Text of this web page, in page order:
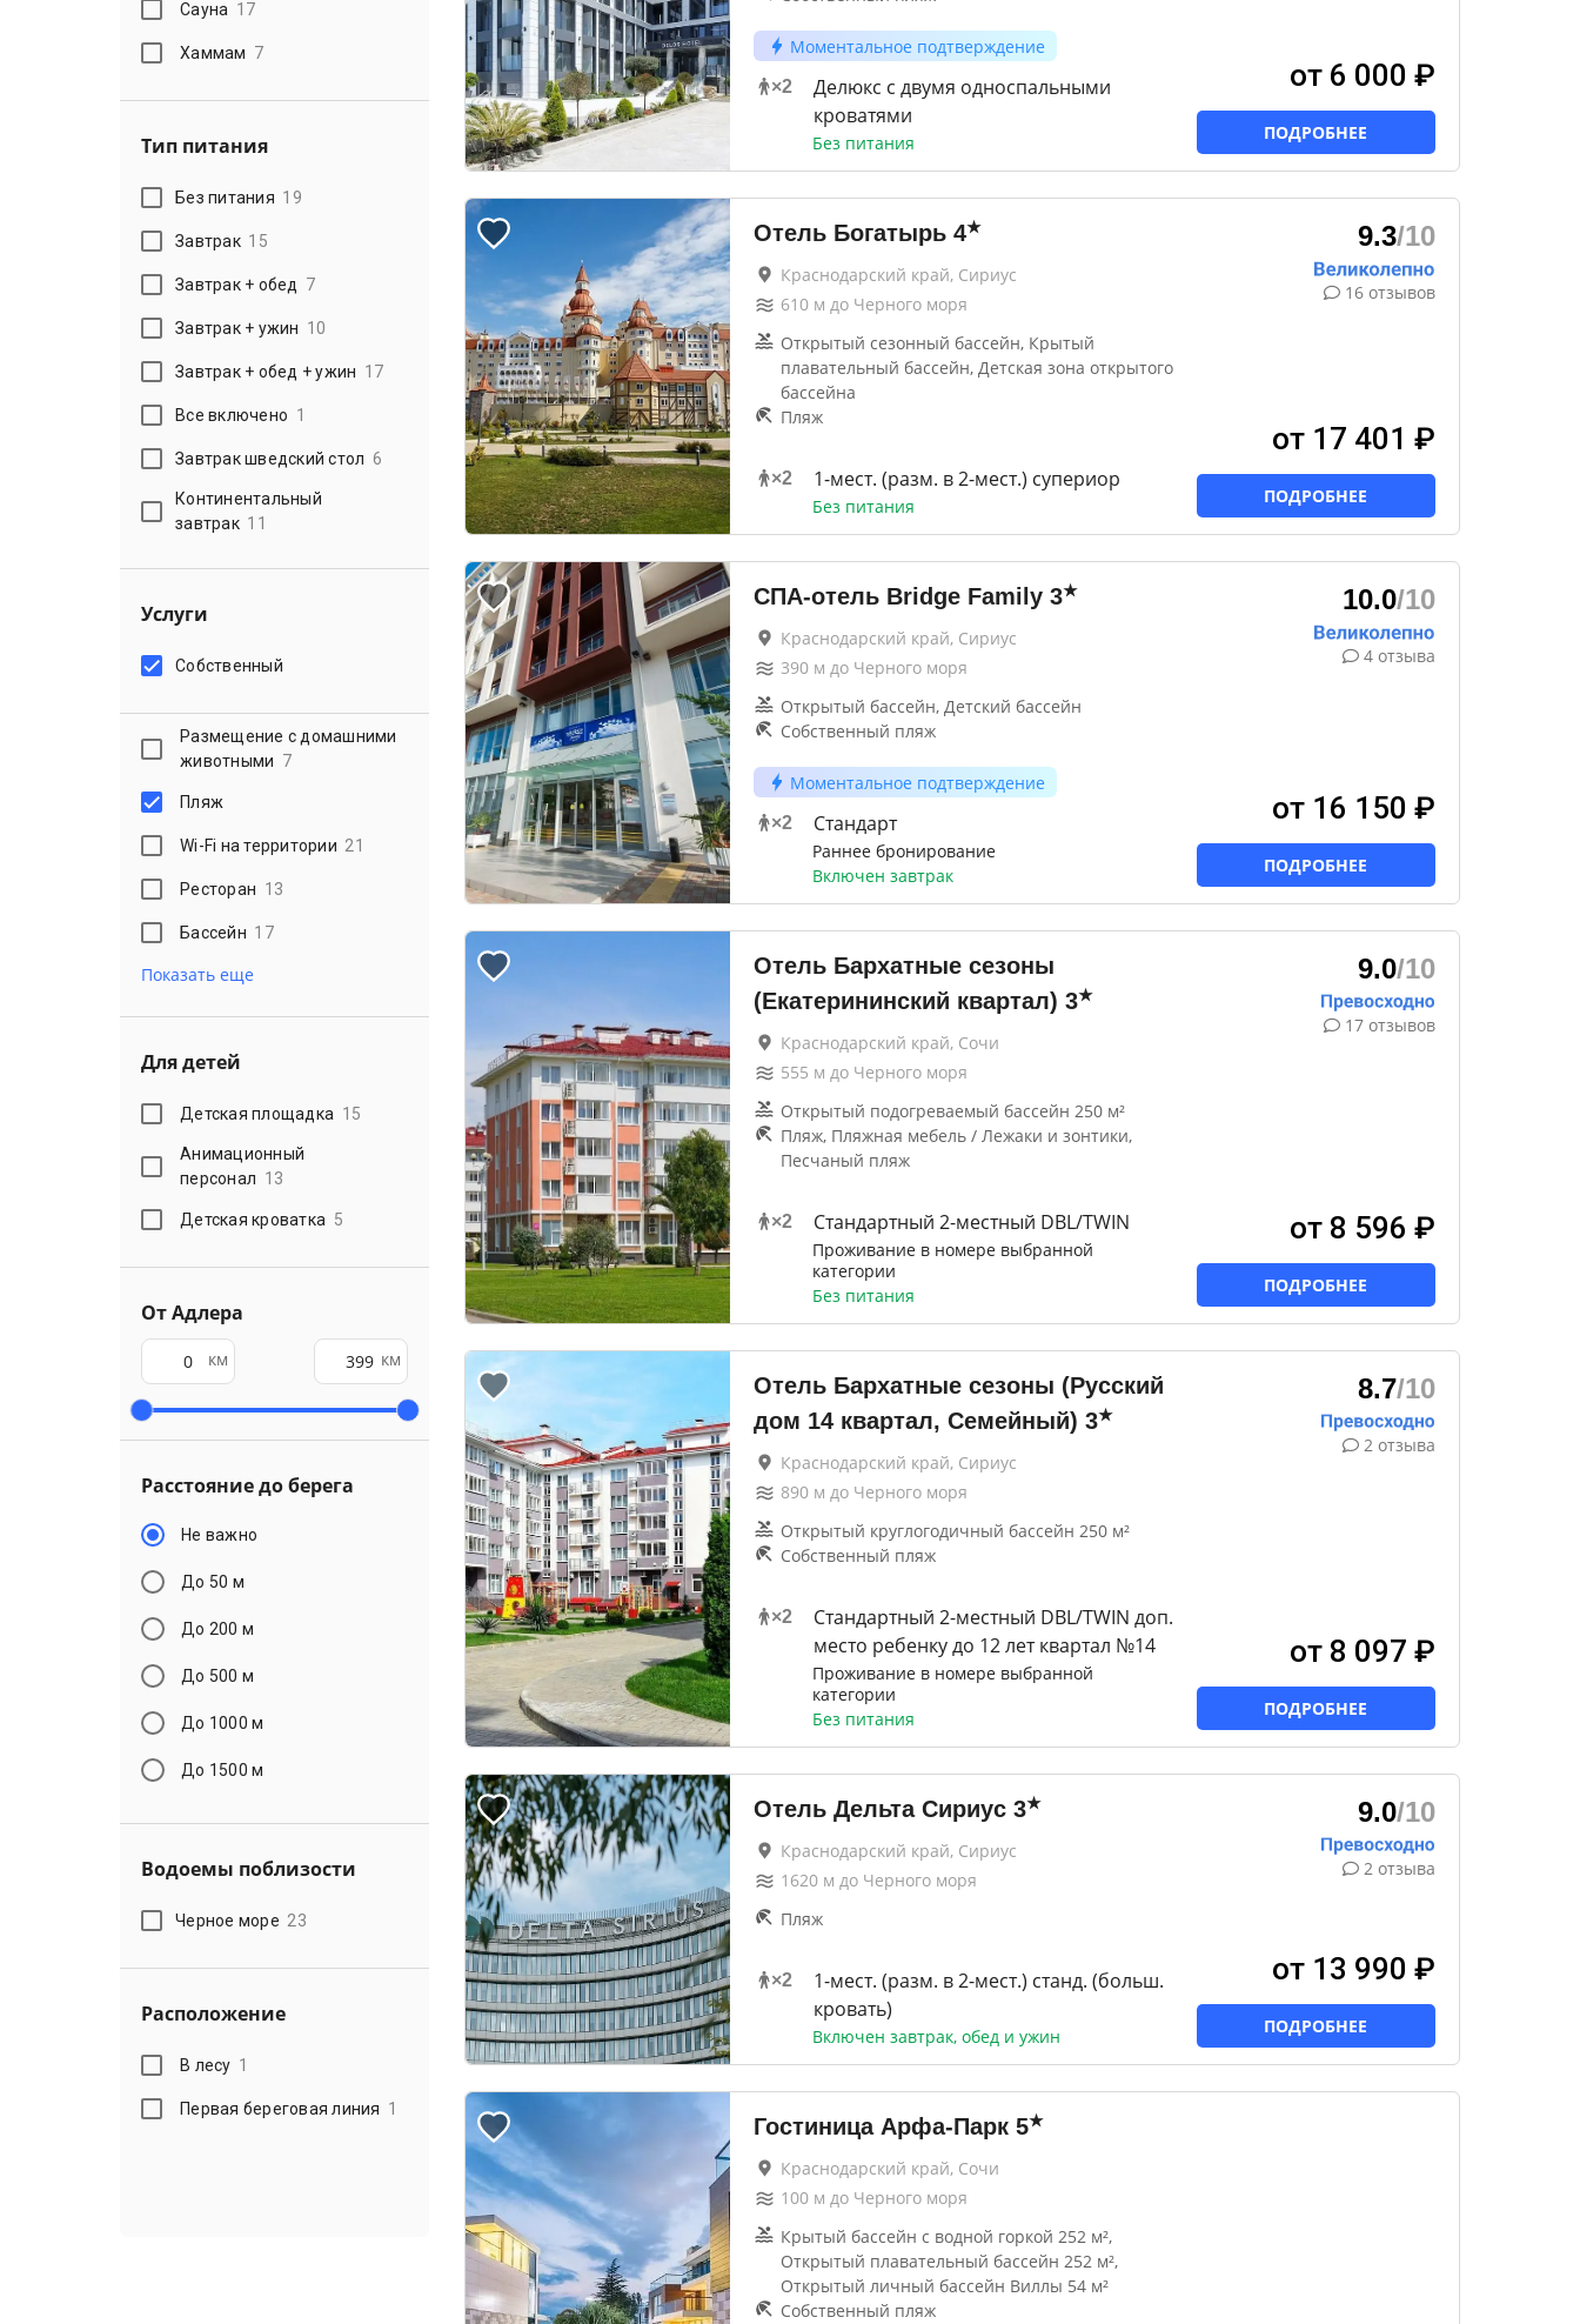
Сауна 17
Хаммам 7
Тип питания
Без питания 19
Завтрак 15
Завтрак + обед 7
Завтрак + ужин 10
Завтрак + обед + ужин 17
Все включено 1
Завтрак шведский стол 6
Континентальный
завтрак 11
Услуги
Собственный
Размещение с домашними
животными 7
Пляж
Wi-Fi на территории 21
Ресторан 13
Бассейн 17
Показать еще
Для детей
Детская площадка 15
Анимационный
персонал 13
Детская кроватка 5
От Адлера
км км
Расстояние до берега
Не важно
До 50 м
До 200 м
До 500 м
До 1000 м
До 1500 м
Водоемы поблизости
Черное море 23
Расположение
В лесу 1
Первая береговая линия 1
Моментальное подтверждение
×2
Делюкс c двумя односпальными
кроватями
Без питания
от 6 000 ₽
ПОДРОБНЕЕ
Отель Богатырь 4★
Краснодарский край, Сириус
610м до Черного моря
Открытый сезонный бассейн, Крытый
плавательный бассейн, Детская зона открытого
бассейна
Пляж
×2 1-мест. (разм. в 2-мест.) супериор
Без питания
9.3/10
16 отзывов
от 17 401 ₽
ПОДРОБНЕЕ
СПА-отель Bridge Family 3★
Краснодарский край, Сириус
390м до Черного моря
Открытый бассейн, Детский бассейн
Собственный пляж
Моментальное подтверждение
×2 Стандарт
Раннее бронирование
Включен завтрак
10.0/10
4 отзыва
от 16 150 ₽
ПОДРОБНЕЕ
Отель Бархатные сезоны
(Екатерининский квартал) 3★
Краснодарский край, Сочи
555 м до Черного моря
Открытый подогреваемый бассейн 250 м²
Пляж, Пляжная мебель / Лежаки и зонтики,
Песчаный пляж
×2 Стандартный 2-местный DBL/TWIN
Проживание в номере выбранной
категории
Без питания
9.0/10
17 отзывов
от 8 596 ₽
ПОДРОБНЕЕ
Отель Бархатные сезоны (Русский
дом 14 квартал, Семейный) 3★
Краснодарский край, Сириус
890м до Черного моря
Открытый круглогодичный бассейн 250 м²
Собственный пляж
×2
Стандартный 2-местный DBL/TWIN доп.
место ребенку до 12 лет квартал №14
Проживание в номере выбранной
категории
Без питания
8.7/10
2 отзыва
от 8 097 ₽
ПОДРОБНЕЕ
Отель Дельта Сириус 3★
Краснодарский край, Сириус
1620м до Черного моря
Пляж
×2
1-мест. (разм. в 2-мест.) станд. (больш.
кровать)
Включен завтрак, обед и ужин
9.0/10
2 отзыва
от 13 990 ₽
ПОДРОБНЕЕ
Гостиница Арфа-Парк 5★
Краснодарский край, Сочи
100м до Черного моря
Крытый бассейн с водной горкой 252 м²,
Открытый плавательный бассейн 252 м²,
Открытый личный бассейн Виллы 54 м²
Собственный пляж